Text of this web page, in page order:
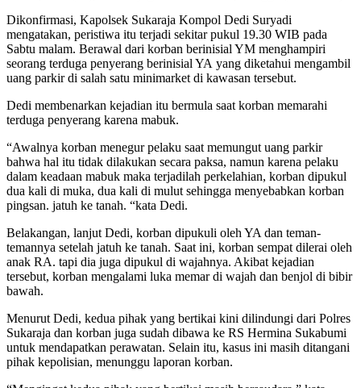
Dikonfirmasi, Kapolsek Sukaraja Kompol Dedi Suryadi
mengatakan, peristiwa itu terjadi sekitar pukul 19.30 WIB pada
Sabtu malam. Berawal dari korban berinisial YM menghampiri
seorang terduga penyerang berinisial YA yang diketahui mengambil
uang parkir di salah satu minimarket di kawasan tersebut.
Dedi membenarkan kejadian itu bermula saat korban memarahi
terduga penyerang karena mabuk.
“Awalnya korban menegur pelaku saat memungut uang parkir
bahwa hal itu tidak dilakukan secara paksa, namun karena pelaku
dalam keadaan mabuk maka terjadilah perkelahian, korban dipukul
dua kali di muka, dua kali di mulut sehingga menyebabkan korban
pingsan. jatuh ke tanah. “kata Dedi.
Belakangan, lanjut Dedi, korban dipukuli oleh YA dan teman-
temannya setelah jatuh ke tanah. Saat ini, korban sempat dilerai oleh
anak RA. tapi dia juga dipukul di wajahnya. Akibat kejadian
tersebut, korban mengalami luka memar di wajah dan benjol di bibir
bawah.
Menurut Dedi, kedua pihak yang bertikai kini dilindungi dari Polres
Sukaraja dan korban juga sudah dibawa ke RS Hermina Sukabumi
untuk mendapatkan perawatan. Selain itu, kasus ini masih ditangani
pihak kepolisian, menunggu laporan korban.